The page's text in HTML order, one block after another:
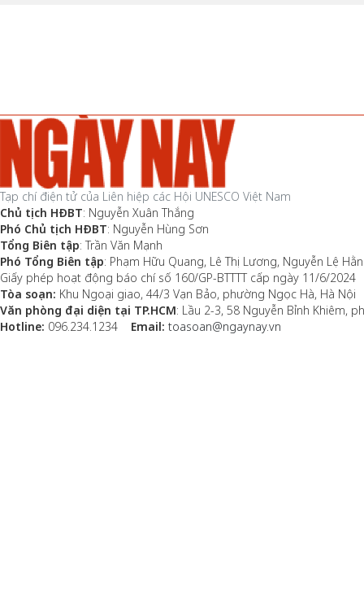
Tạp chí điện tử của Liên hiệp các Hội UNESCO Việt Nam
Chủ tịch HĐBT: Nguyễn Xuân Thắng
Phó Chủ tịch HĐBT: Nguyễn Hùng Sơn
Tổng Biên tập: Trần Văn Mạnh
Phó Tổng Biên tập: Phạm Hữu Quang, Lê Thị Lương, Nguyễn Lệ
Giấy phép hoạt động báo chí số 160/GP-BTTTT cấp ngày 11/6/2024
Tòa soạn: Khu Ngoại giao, 44/3 Vạn Bảo, phường Ngọc Hà, Hà Nội
Văn phòng đại diện tại TP.HCM: Lầu 2-3, 58 Nguyễn Bỉnh Khiêm,
Hotline: 096.234.1234 Email: toasoan@ngaynay.vn